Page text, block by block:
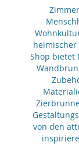
heimischer
Shop bietet
von den